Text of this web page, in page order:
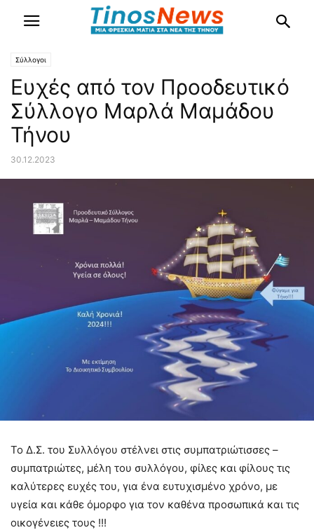
Σύλλογοι
Ευχές από τον Προοδευτικό
Σύλλογο Μαρλά Μαμάδου
Τήνου
30.12.2023
Το Δ.Σ. του Συλλόγου στέλνει στις συμπατριώτισσες –
συμπατριώτες, μέλη του συλλόγου, φίλες και φίλους τις
καλύτερες ευχές του, για ένα ευτυχισμένο χρόνο, με
υγεία και κάθε όμορφο για τον καθένα προσωπικά και τις
οικογένειες τους !!!